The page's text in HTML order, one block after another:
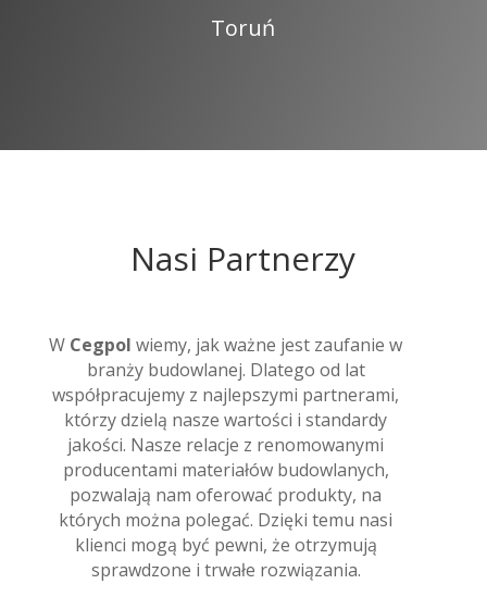
Toruń
Nasi Partnerzy
W Cegpol wiemy, jak ważne jest zaufanie w
branży budowlanej. Dlatego od lat
współpracujemy z najlepszymi partnerami,
którzy dzielą nasze wartości i standardy
jakości. Nasze relacje z renomowanymi
producentami materiałów budowlanych,
pozwalają nam oferować produkty, na
których można polegać. Dzięki temu nasi
klienci mogą być pewni, że otrzymują
sprawdzone i trwałe rozwiązania.